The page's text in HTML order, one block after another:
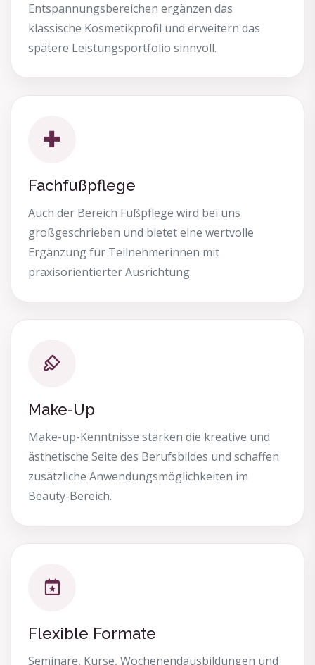
Entspannungsbereichen ergänzen das
klassische Kosmetikprofil und erweitern das
spätere Leistungsportfolio sinnvoll.
Fachfußpflege
Auch der Bereich Fußpflege wird bei uns
großgeschrieben und bietet eine wertvolle
Ergänzung für Teilnehmerinnen mit
praxisorientierter Ausrichtung.
Make-Up
Make-up-Kenntnisse stärken die kreative und
ästhetische Seite des Berufsbildes und schaffen
zusätzliche Anwendungsmöglichkeiten im
Beauty-Bereich.
Flexible Formate
Seminare, Kurse, Wochenendausbildungen und